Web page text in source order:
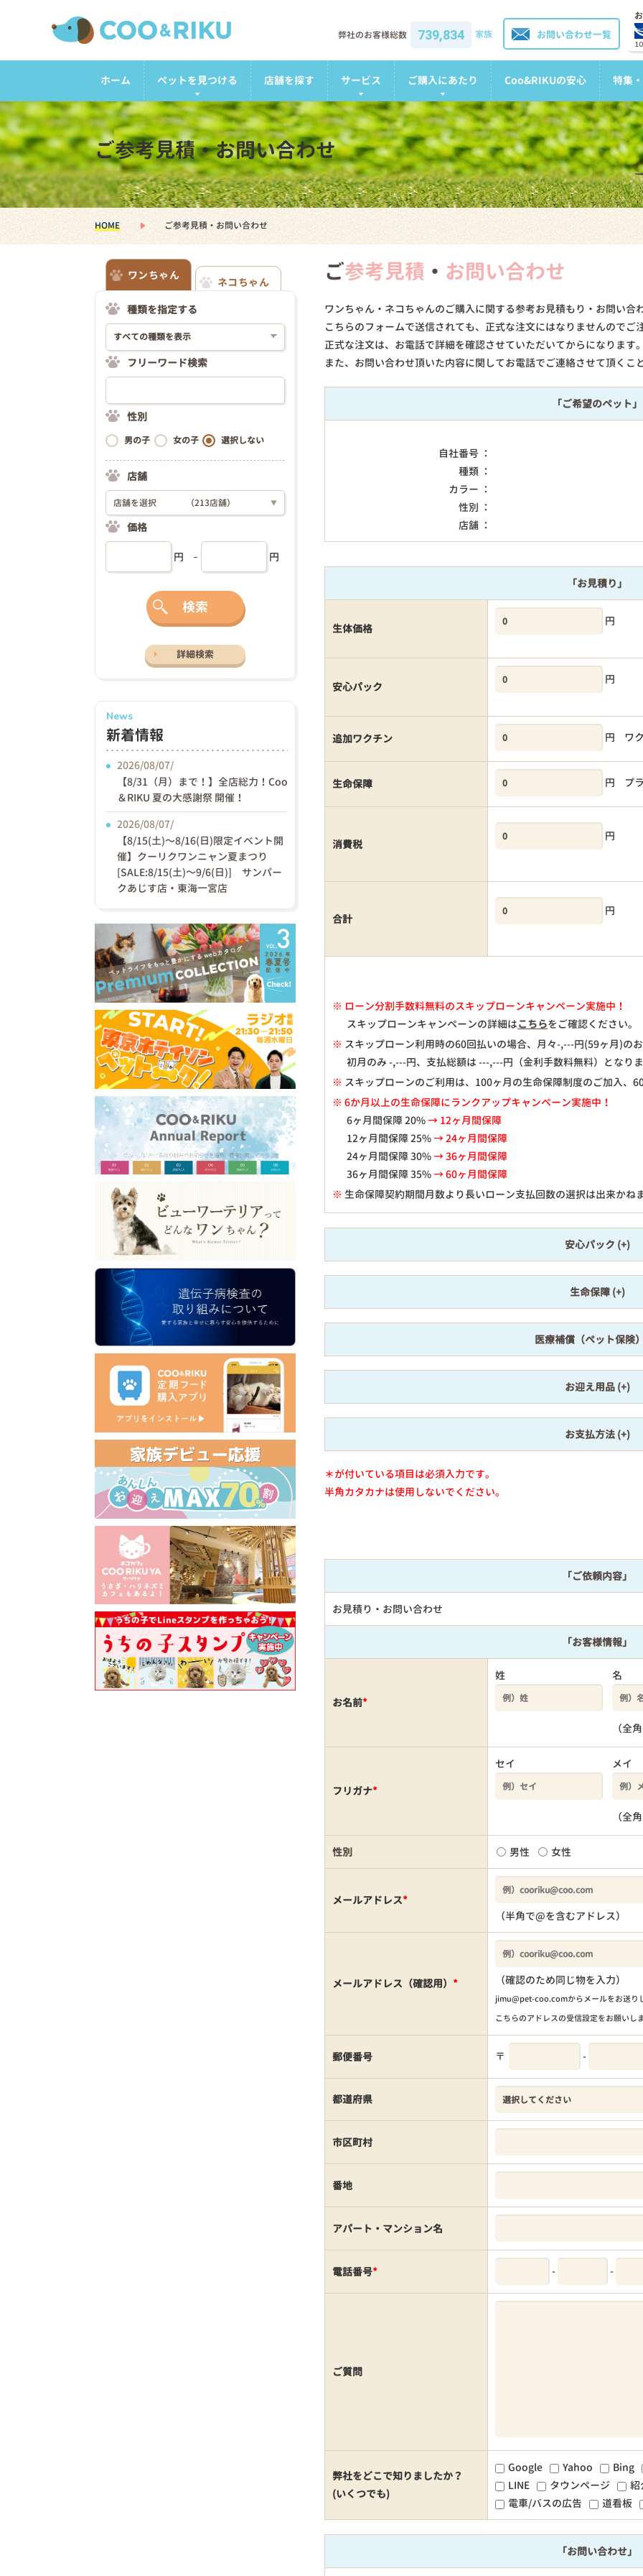
お問い合わせ一覧
弊社のお客様総数 739,834 家族
ホーム ペットを見つける 店舗を探す サービス ご購入にあたり Coo&RIKUの安心 特集
ご参考見積・お問い合わせ
HOME ご参考見積・お問い合わせ
ご参考見積 ・ お問い合わせ
ワンちゃん・ネコちゃんのご購入に関する参考お見積もり・お問い合
こちらのフォームで送信されても、正式な注文にはなりませんのでご
正式な注文は、お電話で詳細を確認させていただいてからになります
また、お問い合わせ頂いた内容に関してお電話でご連絡させて頂く
「ご希望のペット」
自社番号 ：
種類 ：
カラー ：
性別 ：
店舗 ：
「お見積り」
生体価格
円
安心パック
円
追加ワクチン 円 ワ
生命保障 円 プ
消費税
円
合計
円
※ ローン分割手数料無料のスキップローンキャンペーン実施中！
スキップローンキャンペーンの詳細はこちらをご確認ください。
※ スキップローン利用時の60回払いの場合、月々-,---円(59ヶ月)の
初月のみ -,---円、支払総額は ---,---円（金利手数料無料）となり
※ スキップローンのご利用は、100ヶ月の生命保障制度のご加入、
※ 6か月以上の生命保障にランクアップキャンペーン実施中！
6ヶ月間保障 20%→ 12ヶ月間保障
12ヶ月間保障 25%→ 24ヶ月間保障
24ヶ月間保障 30%→ 36ヶ月間保障
36ヶ月間保障 35%→ 60ヶ月間保障
※ 生命保障契約期間月数より長いローン支払回数の選択は出来かね
安心パック
生命保障
医療補償（ペット保険
お迎え用品
お支払方法
＊が付いている項目は必須入力です。
半角カタカナは使用しないでください。
「ご依頼内容」
お見積り・お問い合わせ
「お客様情報」
お名前*
姓 名
（全
フリガナ*
セイ メイ
（全
性別 男性 女性
メールアドレス*
（半角で@を含むアドレス）
メールアドレス（確認用） * （確認のため同じ物を入力）
jimu@pet-coo.comからメールをお送り
こちらのアドレスの受信設定をお願いし
郵便番号 〒 -
都道府県
市区町村
番地
アパート・マンション名
電話番号* - -
ご質問
弊社をどこで知りましたか？
(いくつでも)
Google Yahoo
Bing
LINE
タウンページ
紹
電車/バスの広告
道看板
「お問い合わせ」
ワンちゃん
ネコちゃん
種類を指定する
フリーワード検索
性別
男の子 女の子 選択しない
店舗
店舗を選択 （213店舗） ▼
価格
円 円
検索
詳細検索
News
新着情報
2026/08/07/
【8/31（月）まで！】全店総力！Coo
＆RIKU 夏の大感謝祭 開催！
2026/08/07/
【8/15(土)〜8/16(日)限定イベント開
催】クーリクワンニャン夏まつり
[SALE:8/15(土)～9/6(日)] サンパー
クあじす店・東海一宮店